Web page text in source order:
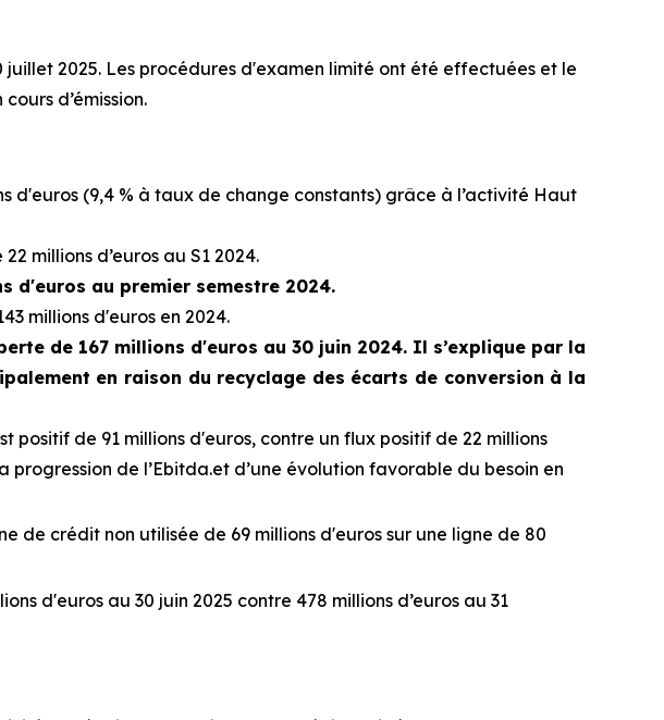
2025. Les procédures d'examen limité ont été effectuées et le
d’émission.
d'euros (9,4 % à taux de change constants) grâce à l’activité Haut
millions d’euros au S1 2024.
d'euros au premier semestre 2024.
millions d'euros en 2024.
de 167 millions d'euros au 30 juin 2024. Il s’explique par la
en raison du recyclage des écarts de conversion à la
de 91 millions d'euros, contre un flux positif de 22 millions
de l’Ebitda.et d’une évolution favorable du besoin en
de crédit non utilisée de 69 millions d'euros sur une ligne de 80
d'euros au 30 juin 2025 contre 478 millions d’euros au 31